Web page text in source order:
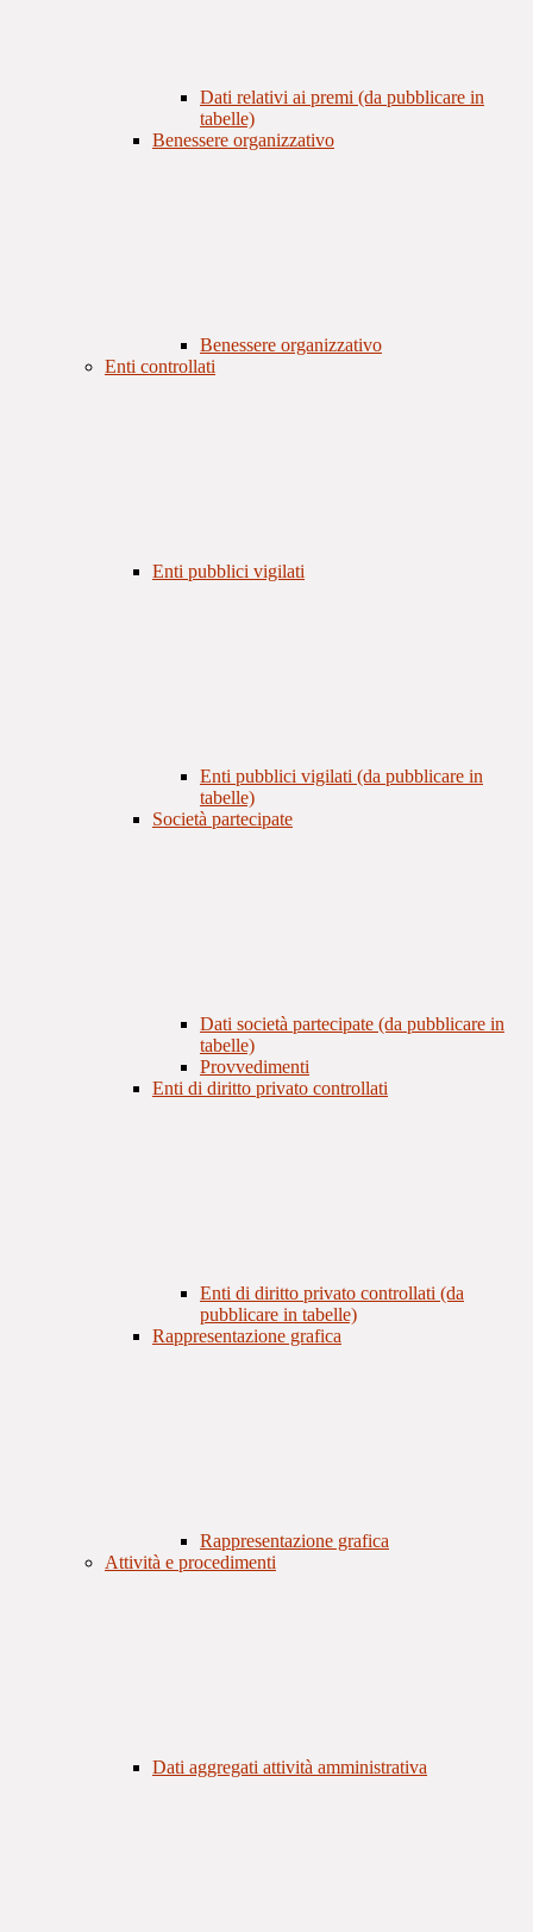
Dati relativi ai premi (da pubblicare in
tabelle)
Benessere organizzativo
Benessere organizzativo
Enti controllati
Enti pubblici vigilati
Enti pubblici vigilati (da pubblicare in
tabelle)
Società partecipate
Dati società partecipate (da pubblicare in
tabelle)
Provvedimenti
Enti di diritto privato controllati
Enti di diritto privato controllati (da
pubblicare in tabelle)
Rappresentazione grafica
Rappresentazione grafica
Attività e procedimenti
Dati aggregati attività amministrativa